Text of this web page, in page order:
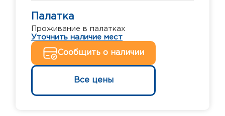
Палатка
Проживание в палатках
Уточнить наличие мест
Сообщить о наличии
Все цены